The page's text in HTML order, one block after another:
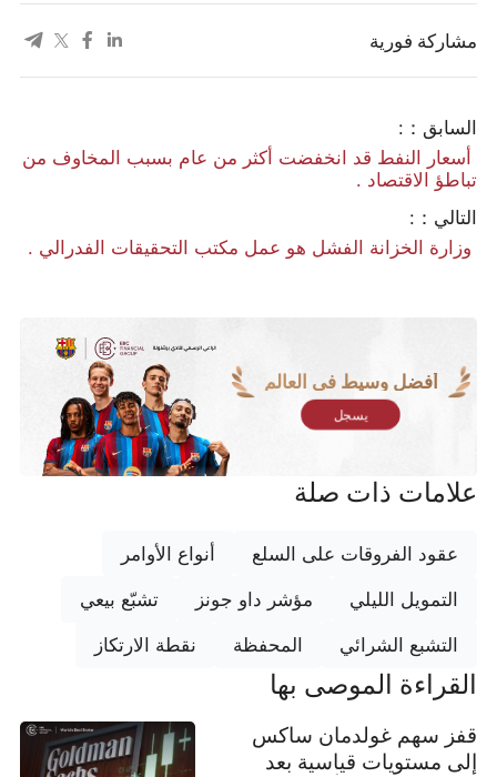
مشاركة فورية
السابق：:
​ أسعار النفط قد انخفضت أكثر من عام بسبب المخاوف من
تباطؤ الاقتصاد .
التالي：:
​ وزارة الخزانة الفشل هو عمل مكتب التحقيقات الفدرالي .
أفضل وسيط في العالم
يسجل
علامات ذات صلة
عقود الفروقات على السلع أنواع الأوامر
التمويل الليلي مؤشر داو جونز تشبّع بيعي
التشبع الشرائي المحفظة نقطة الارتكاز
القراءة الموصى بها
قفز سهم غولدمان ساكس
إلى مستويات قياسية بعد